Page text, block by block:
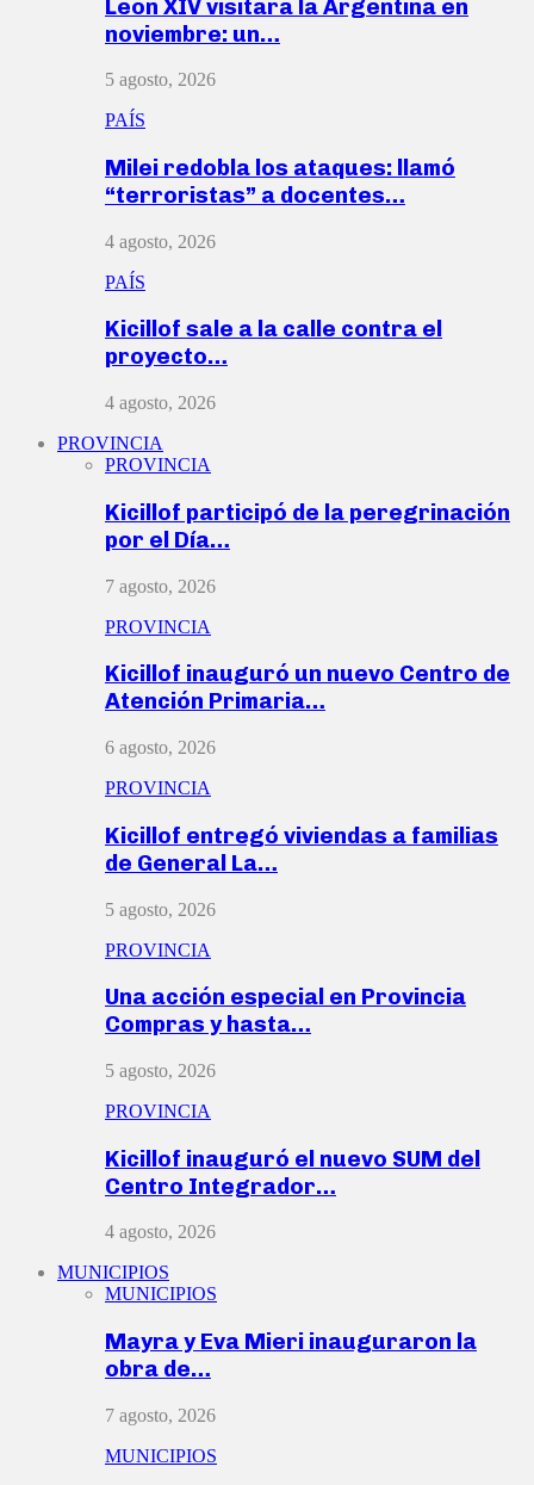
León XIV visitará la Argentina en
noviembre: un…
5 agosto, 2026
PAÍS
Milei redobla los ataques: llamó
“terroristas” a docentes…
4 agosto, 2026
PAÍS
Kicillof sale a la calle contra el
proyecto…
4 agosto, 2026
PROVINCIA
PROVINCIA
Kicillof participó de la peregrinación
por el Día…
7 agosto, 2026
PROVINCIA
Kicillof inauguró un nuevo Centro de
Atención Primaria…
6 agosto, 2026
PROVINCIA
Kicillof entregó viviendas a familias
de General La…
5 agosto, 2026
PROVINCIA
Una acción especial en Provincia
Compras y hasta…
5 agosto, 2026
PROVINCIA
Kicillof inauguró el nuevo SUM del
Centro Integrador…
4 agosto, 2026
MUNICIPIOS
MUNICIPIOS
Mayra y Eva Mieri inauguraron la
obra de…
7 agosto, 2026
MUNICIPIOS